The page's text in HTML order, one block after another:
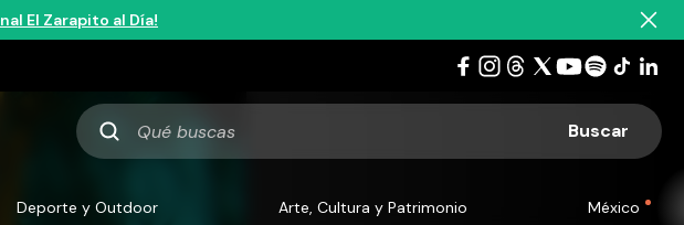
El Zarapito al Día!
Qué
buscas
Deporte y Outdoor Arte, Cultura y Patrimonio México